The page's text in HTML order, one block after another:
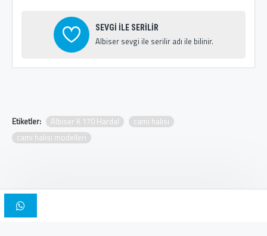
SEVGİ İLE SERİLİR
Albiser sevgi ile serilir adı ile bilinir.
Etiketler: Albiser K 170 Hardal
cami halısı
cami halısı modelleri
Copyright © 2025, Albiser Cami Halıları | Tasarım İskender Bilici